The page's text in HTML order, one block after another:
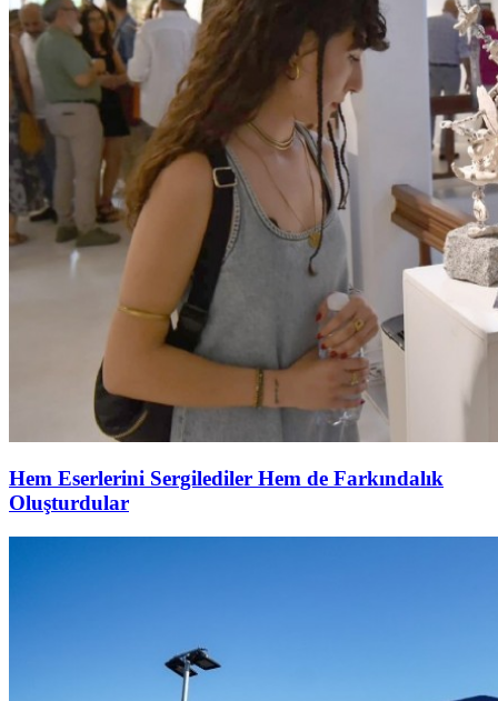
Hem Eserlerini Sergilediler Hem de Farkındalık
Oluşturdular